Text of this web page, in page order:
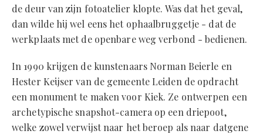
de deur van zijn fotoatelier klopte. Was dat het geval,
dan wilde hij wel eens het ophaalbruggetje - dat de
werkplaats met de openbare weg verbond - bedienen.
In 1990 krijgen de kunstenaars Norman Beierle en
Hester Keijser van de gemeente Leiden de opdracht
een monument te maken voor Kiek. Ze ontwerpen een
archetypische snapshot-camera op een driepoot,
welke zowel verwijst naar het beroep als naar datgene